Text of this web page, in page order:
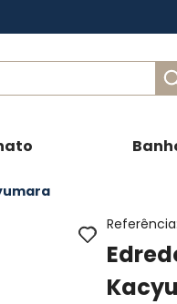
Referência